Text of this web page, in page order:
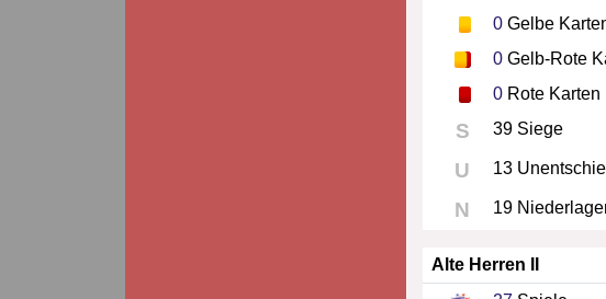
0 Gelbe
0 Gelb-Rote
0 Rote Karten
S 39 Siege
U 13
N 19
Alte Herren II